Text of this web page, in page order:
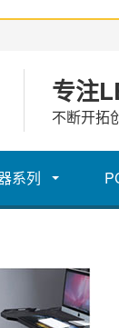
专注
不断开拓
系列